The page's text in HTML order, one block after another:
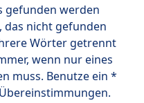
gefunden werden
das nicht gefunden
Wörter getrennt
wenn nur eines
muss. Benutze ein *